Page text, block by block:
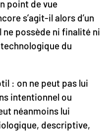
point de vue
s’agit-il alors d’un
possède ni finalité ni
du
: on ne peut pas lui
intentionnel ou
néanmoins lui
descriptive,